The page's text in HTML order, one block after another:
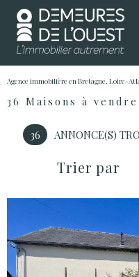
Agence immobilière en Bretagne, Loire-
36 Maisons à vendre
36 ANNONCE(S)
Trier par